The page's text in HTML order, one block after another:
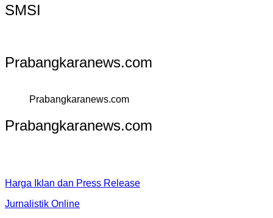
SMSI
Prabangkaranews.com
Prabangkaranews.com
Prabangkaranews.com
Harga Iklan dan Press Release
Jurnalistik Online